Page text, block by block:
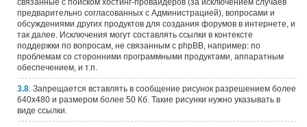
связанные с поиском хостинг-провайдеров (за исключением случаев
предварительно согласованных с Администрацией), вопросами и
обсуждениями других продуктов для создания форумов в интернете, и
так далее. Исключения могут составлять ссылки в контексте
поддержки по вопросам, не связанным с phpBB, например: по
проблемам со сторонними программными продуктами, аппаратным
обеспечением, и т.п.
3.8. Запрещается вставлять в сообщение рисунок разрешением более
640x480 и размером более 50 Кб. Такие рисунки нужно указывать в
виде ссылки.